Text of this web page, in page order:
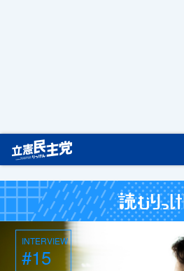
INTERVIEW
#15